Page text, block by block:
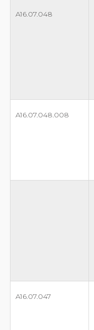
A16.07.048
A16.07.048.008
A16.07.047